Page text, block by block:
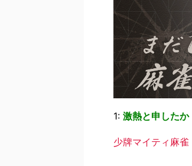
1: 激熱と申したか
少牌マイティ麻雀